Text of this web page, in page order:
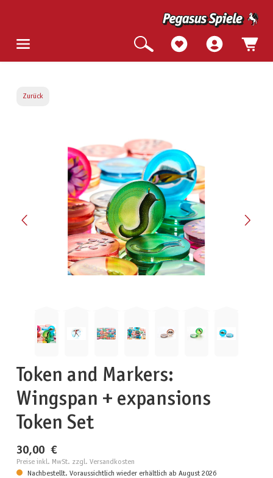
Zurück
Bildergalerie überspringen
Token and Markers:
Wingspan + expansions
Token Set
30,00 €
Preise inkl. MwSt. zzgl. Versandkosten
Nachbestellt. Voraussichtlich wieder erhältlich ab August 2026